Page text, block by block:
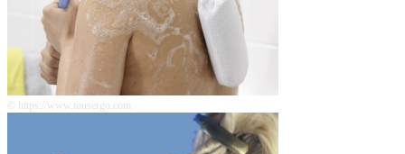
© https://www.tousergo.com